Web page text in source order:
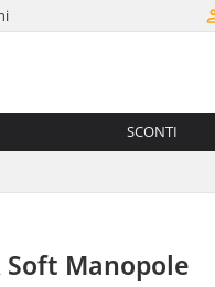
SCONTI
Soft Manopole